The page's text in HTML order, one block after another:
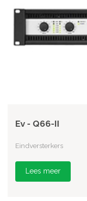
Ev - Q66-II
Eindversterkers
Lees meer